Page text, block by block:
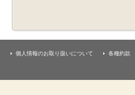
個人情報のお取り扱いについて 各種約款